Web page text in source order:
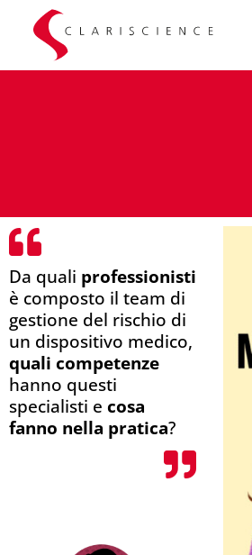
Da quali professionisti
è composto il team di
gestione del rischio di
un dispositivo medico,
quali competenze
hanno questi
specialisti e cosa
fanno nella pratica?